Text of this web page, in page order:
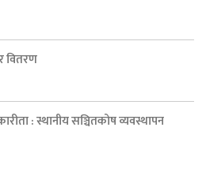
वितरण
: स्थानीय सञ्चितकोष व्यवस्थापन